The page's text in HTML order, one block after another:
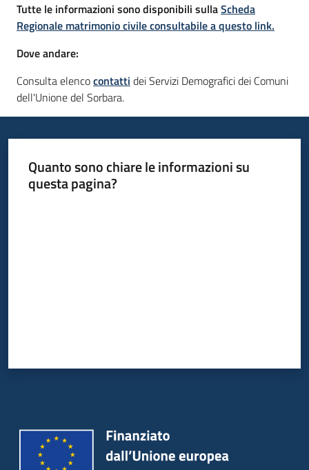
Newsletter
Tutte le informazioni sono disponibili sullaScheda
Regionale matrimonio civile consultabile a questo link.
Dove andare:
Consulta elencocontatti dei Servizi Demografici dei Comuni
dell'Unione del Sorbara.
Quanto sono chiare le informazioni su
questa pagina?